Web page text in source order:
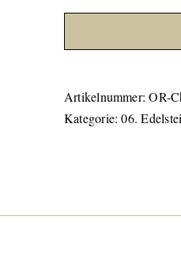
Ohrringe
Menge
Artikelnummer:OR-
Kategorie:06.